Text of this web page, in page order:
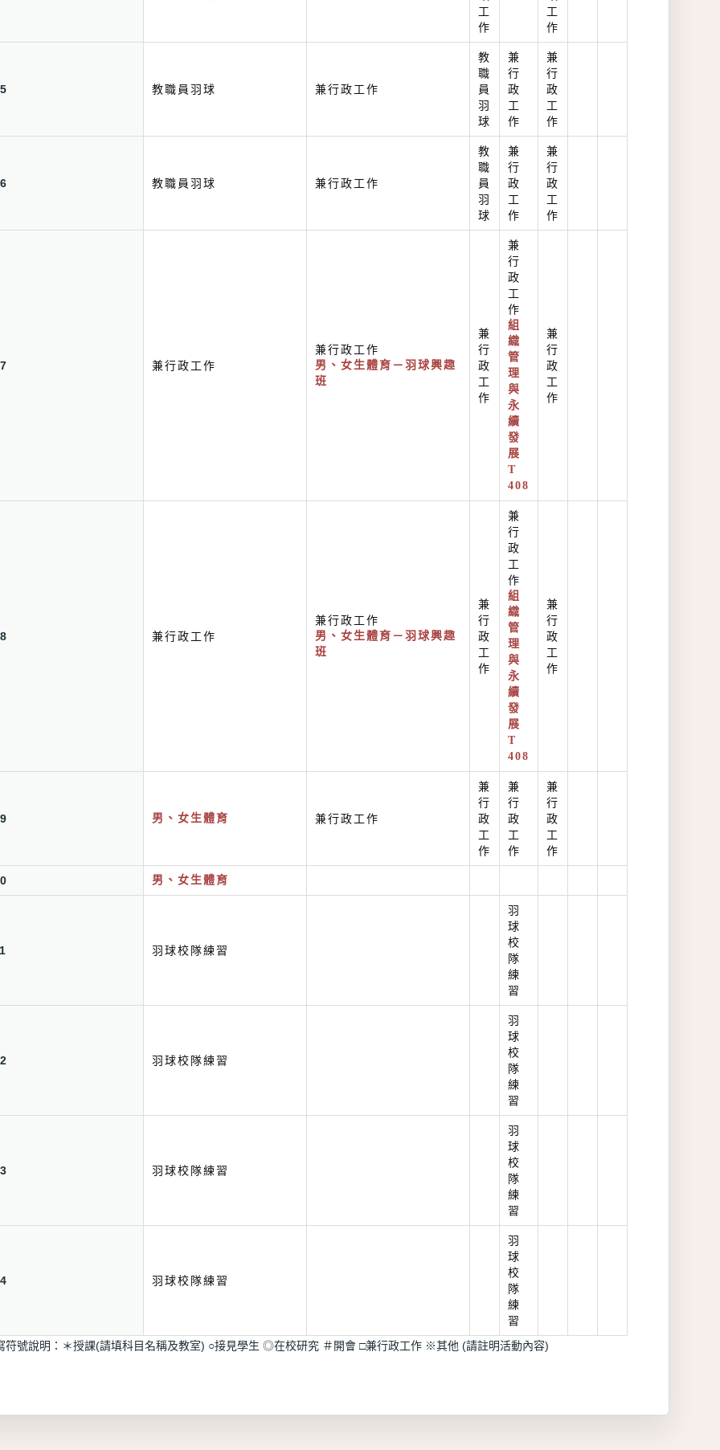
工
作
工
作
教職員羽球 兼行政工作
教
職
員
羽
球
兼
行
政
工
作
兼
行
政
工
作
教職員羽球 兼行政工作
教
職
員
羽
球
兼
行
政
工
作
兼
行
政
工
作
兼行政工作
兼行政工作
男、女生體育－羽球興趣
班
兼
行
政
工
作
兼
行
政
工
作
組
織
管
理
與
永
續
發
展
T
408
兼
行
政
工
作
兼行政工作
兼行政工作
男、女生體育－羽球興趣
班
兼
行
政
工
作
兼
行
政
工
作
組
織
管
理
與
永
續
發
展
T
408
兼
行
政
工
作
男、女生體育 兼行政工作
兼
行
政
工
作
兼
行
政
工
作
兼
行
政
工
作
男、女生體育
羽球校隊練習
羽
球
校
隊
練
習
羽球校隊練習
羽
球
校
隊
練
習
羽球校隊練習
羽
球
校
隊
練
習
羽球校隊練習
羽
球
校
隊
練
習
符號說明：＊授課(請填科目名稱及教室) ○接見學生 ◎在校研究 ＃開會 □兼行政工作 ※其他 (請註明活動內容)